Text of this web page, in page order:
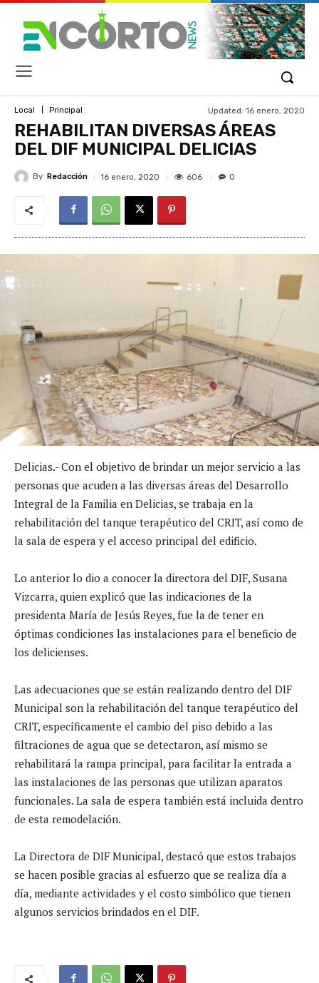
Local Principal Updated: 16 enero, 2020
REHABILITAN DIVERSAS ÁREAS
DEL DIF MUNICIPAL DELICIAS
By Redacción 16 enero, 2020 606 0
Delicias.- Con el objetivo de brindar un mejor servicio a las
personas que acuden a las diversas áreas del Desarrollo
Integral de la Familia en Delicias, se trabaja en la
rehabilitación del tanque terapéutico del CRIT, así como de
la sala de espera y el acceso principal del edificio.
Lo anterior lo dio a conocer la directora del DIF, Susana
Vizcarra, quien explicó que las indicaciones de la
presidenta María de Jesús Reyes, fue la de tener en
óptimas condiciones las instalaciones para el beneficio de
los delicienses.
Las adecuaciones que se están realizando dentro del DIF
Municipal son la rehabilitación del tanque terapéutico del
CRIT, específicamente el cambio del piso debido a las
filtraciones de agua que se detectaron, así mismo se
rehabilitará la rampa principal, para facilitar la entrada a
las instalaciones de las personas que utilizan aparatos
funcionales. La sala de espera también está incluida dentro
de esta remodelación.
La Directora de DIF Municipal, destacó que estos trabajos
se hacen posible gracias al esfuerzo que se realiza día a
día, mediante actividades y el costo simbólico que tienen
algunos servicios brindados en el DIF.